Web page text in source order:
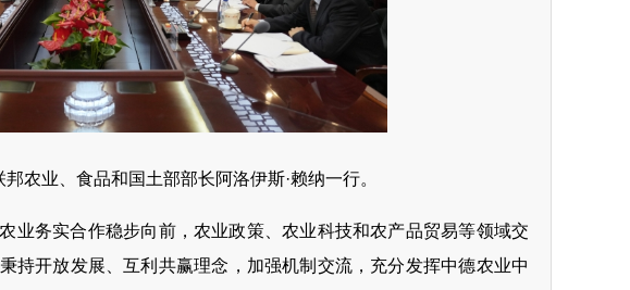
农业、食品和国土部部长阿洛伊斯·赖纳一行。
业务实合作稳步向前，农业政策、农业科技和农产品贸易等领域交
持开放发展、互利共赢理念，加强机制交流，充分发挥中德农业中